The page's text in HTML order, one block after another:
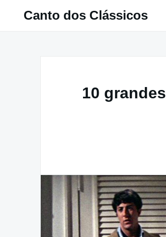
Canto dos Clássicos
10